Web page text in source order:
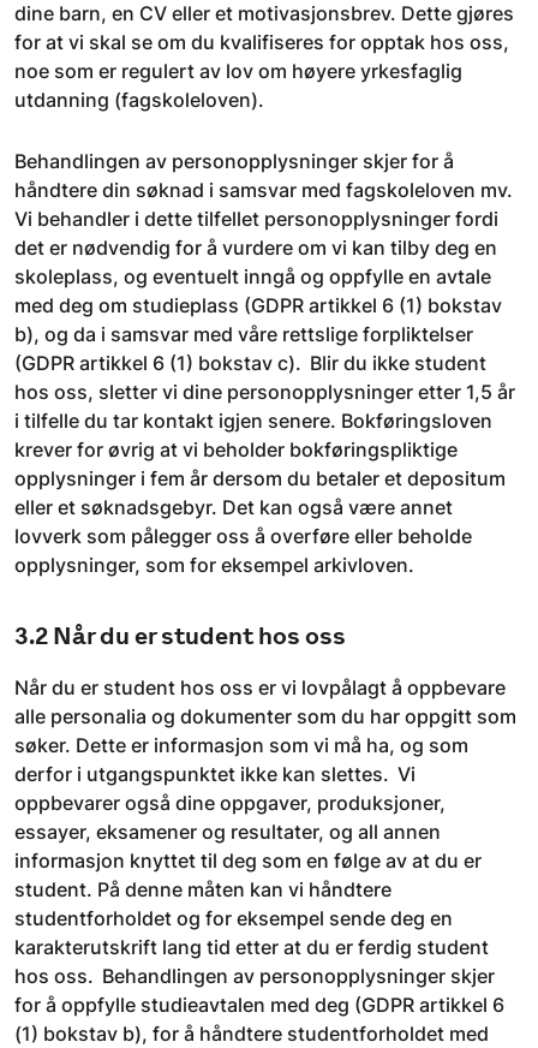
dine barn, en CV eller et motivasjonsbrev. Dette gjøres
for at vi skal se om du kvalifiseres for opptak hos oss,
noe som er regulert av lov om høyere yrkesfaglig
utdanning (fagskoleloven).
Behandlingen av personopplysninger skjer for å
håndtere din søknad i samsvar med fagskoleloven mv.
Vi behandler i dette tilfellet personopplysninger fordi
det er nødvendig for å vurdere om vi kan tilby deg en
skoleplass, og eventuelt inngå og oppfylle en avtale
med deg om studieplass (GDPR artikkel 6 (1) bokstav
b), og da i samsvar med våre rettslige forpliktelser
(GDPR artikkel 6 (1) bokstav c). Blir du ikke student
hos oss, sletter vi dine personopplysninger etter 1,5 år
i tilfelle du tar kontakt igjen senere. Bokføringsloven
krever for øvrig at vi beholder bokføringspliktige
opplysninger i fem år dersom du betaler et depositum
eller et søknadsgebyr. Det kan også være annet
lovverk som pålegger oss å overføre eller beholde
opplysninger, som for eksempel arkivloven.
3.2 Når du er student hos oss
Når du er student hos oss er vi lovpålagt å oppbevare
alle personalia og dokumenter som du har oppgitt som
søker. Dette er informasjon som vi må ha, og som
derfor i utgangspunktet ikke kan slettes. Vi
oppbevarer også dine oppgaver, produksjoner,
essayer, eksamener og resultater, og all annen
informasjon knyttet til deg som en følge av at du er
student. På denne måten kan vi håndtere
studentforholdet og for eksempel sende deg en
karakterutskrift lang tid etter at du er ferdig student
hos oss. Behandlingen av personopplysninger skjer
for å oppfylle studieavtalen med deg (GDPR artikkel 6
(1) bokstav b), for å håndtere studentforholdet med